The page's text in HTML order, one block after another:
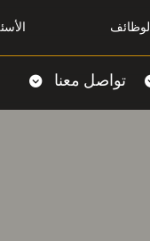
الوظائف
تواصل معنا